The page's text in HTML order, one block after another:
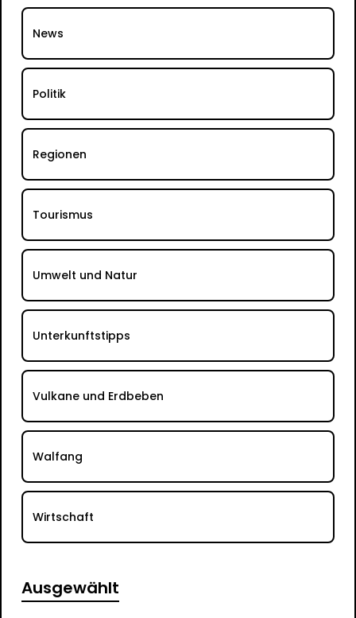
News
Politik
Regionen
Tourismus
Umwelt und Natur
Unterkunftstipps
Vulkane und Erdbeben
Walfang
Wirtschaft
Ausgewählt